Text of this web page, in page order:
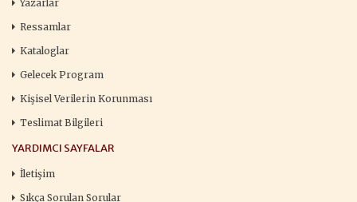
Yazarlar
Ressamlar
Kataloglar
Gelecek Program
Kişisel Verilerin Korunması
Teslimat Bilgileri
YARDIMCI SAYFALAR
İletişim
Sıkça Sorulan Sorular